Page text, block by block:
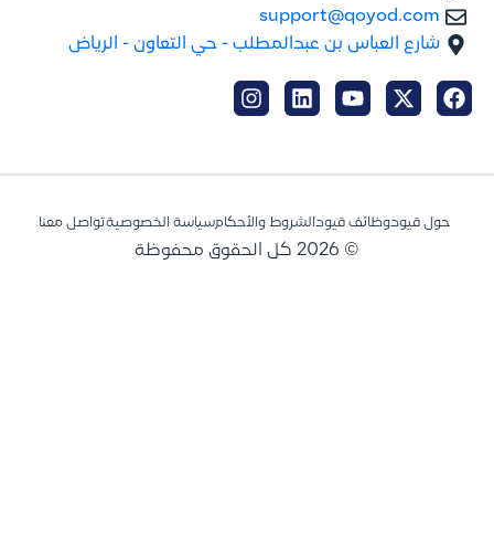
support@qoyod.com
شارع العباس بن عبدالمطلب - حي التعاون - الرياض
حول قيودوظائف قيود الشروط والأحكامسياسة الخصوصيةتواصل معنا
© 2026 كل الحقوق محفوظة